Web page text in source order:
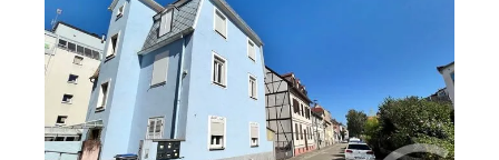
STRASBOURG 67
41,68 m 2
, 2 pièces
Ref : 20544
Appartement F2 à vendre
115 000 €